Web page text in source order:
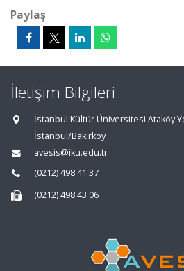
Paylaş
İletişim Bilgileri
İstanbul Kültür Üniversitesi Ataköy
İstanbul/Bakırköy
avesis@iku.edu.tr
(0212) 498 41 37
(0212) 498 43 06